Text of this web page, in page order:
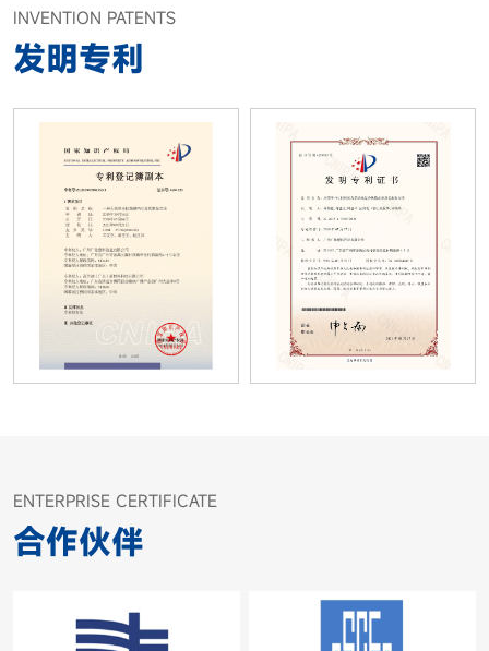
INVENTION PATENTS
发明专利
ENTERPRISE CERTIFICATE
合作伙伴